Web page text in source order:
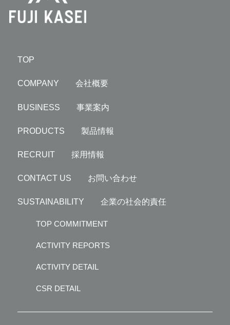
TOP
COMPANY 会社概要
BUSINESS 事業案内
PRODUCTS 製品情報
RECRUIT 採用情報
CONTACT US お問い合わせ
SUSTAINABILITY 企業の社会的責任
TOP COMMITMENT
ACTIVITY REPORTS
ACTIVITY DETAIL
CSR DETAIL